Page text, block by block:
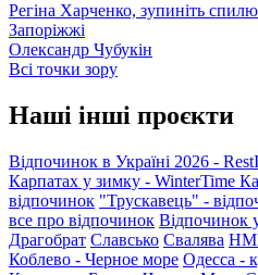
Регіна Харченко, зупиніть
Запоріжжі
Олександр Чубукін
Всі точки зору
Наші інші проєкти
Відпочинок в Україні 2026 -
Карпатах у зимку - WinterTime
відпочинок "Трускавець" -
все про відпочинок Відпочинок
Драгобрат Славсько Свалява
Коблево - Черное море Одесса -